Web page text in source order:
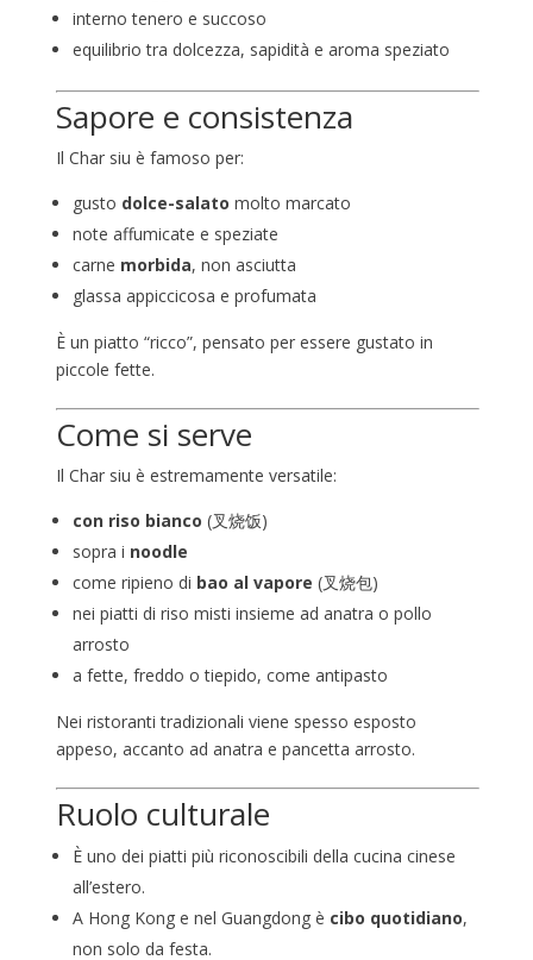
interno tenero e succoso
equilibrio tra dolcezza, sapidità e aroma speziato
Sapore e consistenza
Il Char siu è famoso per:
gusto dolce-salato molto marcato
note affumicate e speziate
carne morbida, non asciutta
glassa appiccicosa e profumata
È un piatto “ricco”, pensato per essere gustato in
piccole fette.
Come si serve
Il Char siu è estremamente versatile:
con riso bianco (叉烧饭)
sopra i noodle
come ripieno di bao al vapore (叉烧包)
nei piatti di riso misti insieme ad anatra o pollo
arrosto
a fette, freddo o tiepido, come antipasto
Nei ristoranti tradizionali viene spesso esposto
appeso, accanto ad anatra e pancetta arrosto.
Ruolo culturale
È uno dei piatti più riconoscibili della cucina cinese
all’estero.
A Hong Kong e nel Guangdong è cibo quotidiano,
non solo da festa.